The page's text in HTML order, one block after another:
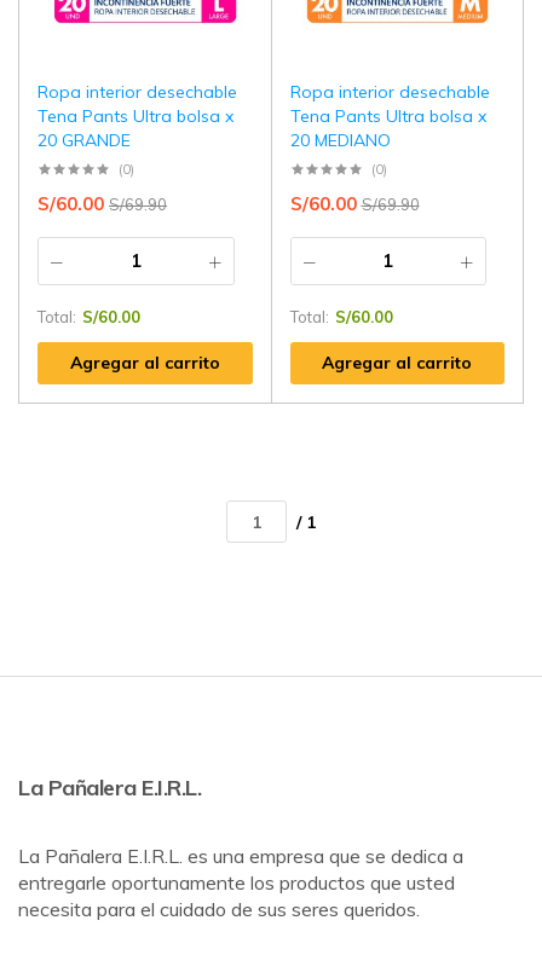
Ropa interior desechable
Tena Pants Ultra bolsa x
20 GRANDE
(0)
S/69.90
S/60.00
Total: S/60.00
Agregar al carrito
Ropa interior desechable
Tena Pants Ultra bolsa x
20 MEDIANO
(0)
S/69.90
S/60.00
Total: S/60.00
Agregar al carrito
/ 1
La Pañalera E.I.R.L.
La Pañalera E.I.R.L. es una empresa que se dedica a
entregarle oportunamente los productos que usted
necesita para el cuidado de sus seres queridos.